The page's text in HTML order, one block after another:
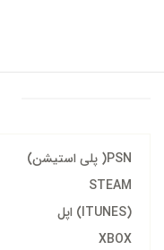
PSN( پلی استیشن)
STEAM
(ITUNES) اپل
XBOX